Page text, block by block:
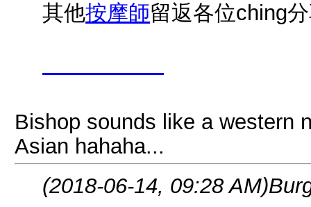
其他按摩師留返各位ching
Bishop sounds like a western
Asian hahaha...
(2018-06-14, 09:28 AM)